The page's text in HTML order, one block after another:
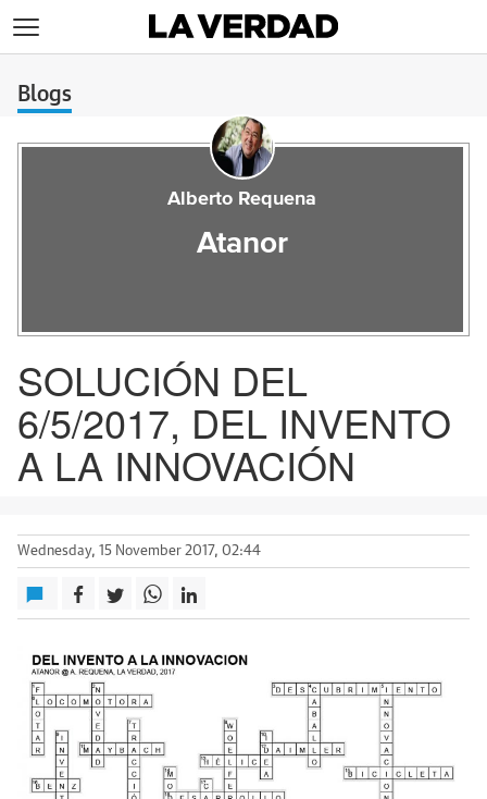
Blogs
Alberto Requena
Atanor
SOLUCIÓN DEL
6/5/2017, DEL INVENTO
A LA INNOVACIÓN
Wednesday, 15 November 2017, 02:44